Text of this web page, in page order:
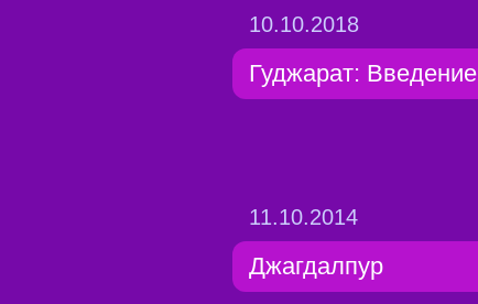
10.10.2018
Гуджарат: Введение
11.10.2014
Джагдалпур